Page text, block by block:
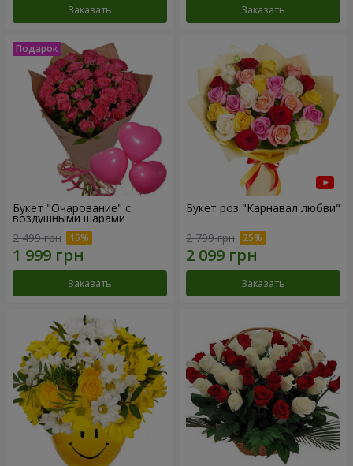
Заказать Заказать
Букет "Очарование" с
воздушными шарами
2 499 грн
Заказать
Букет роз "Карнавал любви"
2 799 грн
Заказать